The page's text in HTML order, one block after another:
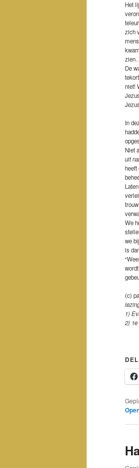
Het
zich
zien.
De
niet!
In
Niet
uit
heeft
We
we
is
(c)
1)
2)